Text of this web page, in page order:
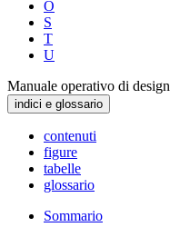
O
S
T
U
Manuale operativo di design
indici e glossario
contenuti
figure
tabelle
glossario
Sommario